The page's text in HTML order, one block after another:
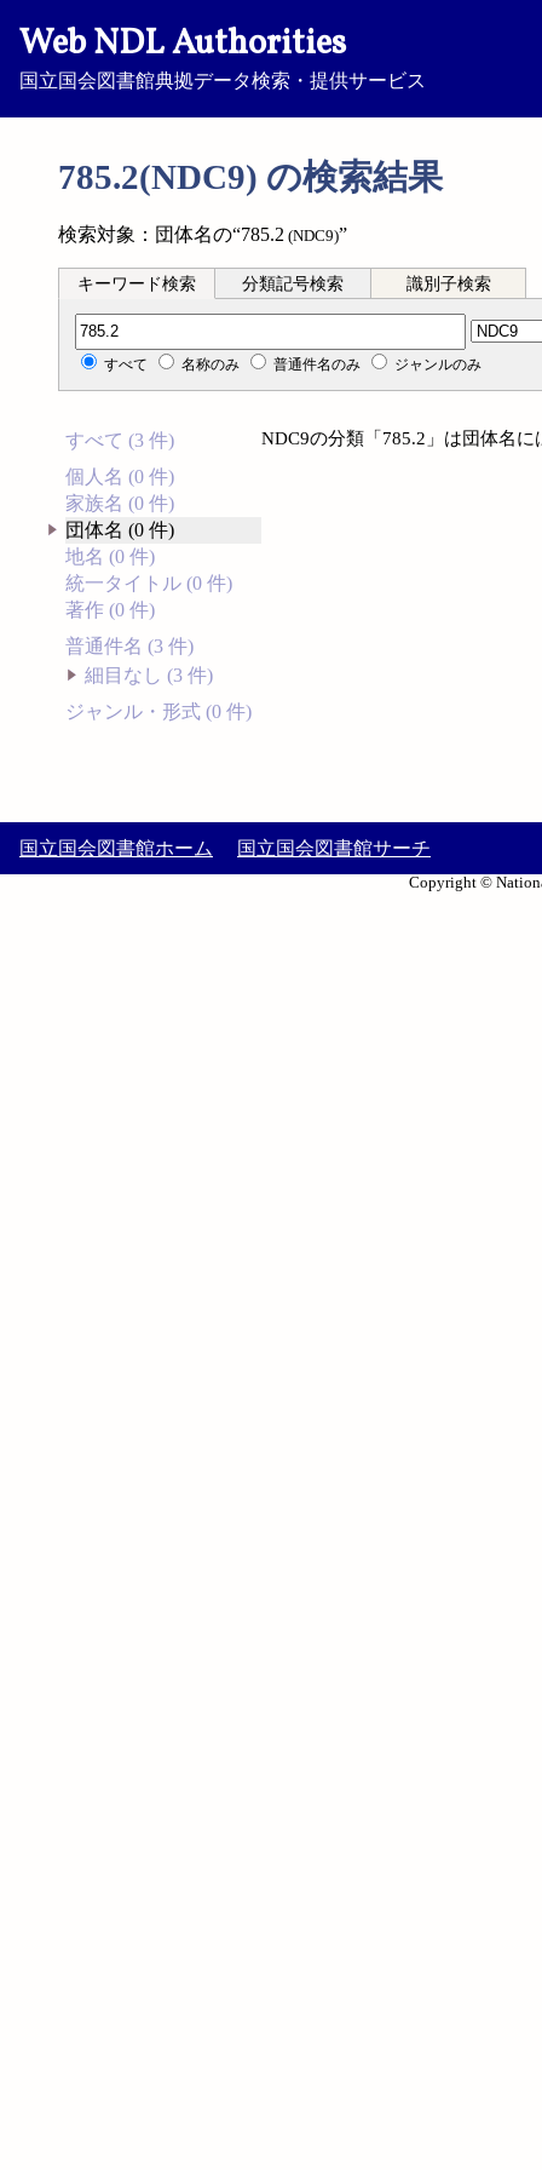
Web NDL Authorities
国立国会図書館典拠データ検索・提供サービス
785.2(NDC9) の検索結果
検索対象：団体名の“785.2 (NDC9)”
キーワード検索 分類記号検索 識別子検索
分類記号検索
すべて 名称のみ 普通件名のみ ジャンルのみ
すべて (3 件)
個人名 (0 件)
家族名 (0 件)
団体名 (0 件)
地名 (0 件)
統一タイトル (0 件)
著作 (0 件)
普通件名 (3 件)
細目なし (3 件)
ジャンル・形式 (0 件)
NDC9の分類「785.2」は団体名
国立国会図書館ホーム 国立国会図書館サーチ
Copyright ©